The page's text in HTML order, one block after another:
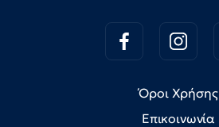
Όροι Χρήσης
Επικοινωνία